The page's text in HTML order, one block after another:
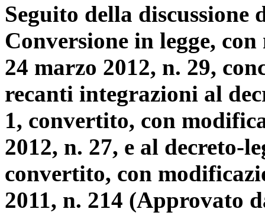
Seguito della discussione
Conversione in legge,
24 marzo 2012, n. 29,
recanti integrazioni al
1, convertito, con
2012, n. 27, e al decreto-
convertito, con
2011, n. 214 (Approvato